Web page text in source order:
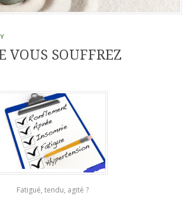
VOUS SOUFFREZ
Fatigué, tendu, agité ?